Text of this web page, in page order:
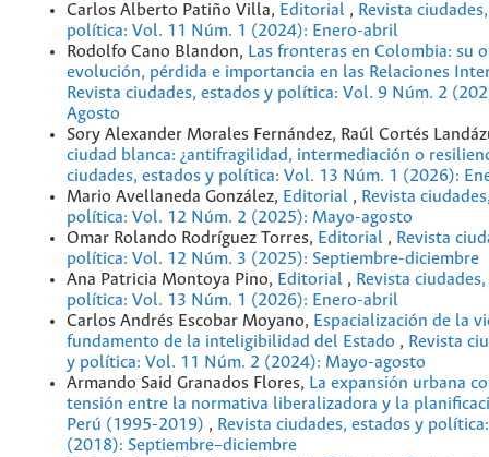
Carlos Alberto Patiño Villa, Editorial , Revista
política: Vol. 11 Núm. 1 (2024): Enero-abril
Rodolfo Cano Blandon, Las fronteras en Colombia: su
evolución, pérdida e importancia en las Relaciones
Revista ciudades, estados y política: Vol. 9 Núm. 2
Agosto
Sory Alexander Morales Fernández, Raúl Cortés
ciudad blanca: ¿antifragilidad, intermediación o
ciudades, estados y política: Vol. 13 Núm. 1 (2026):
Mario Avellaneda González, Editorial , Revista
política: Vol. 12 Núm. 2 (2025): Mayo-agosto
Omar Rolando Rodríguez Torres, Editorial , Revista
política: Vol. 12 Núm. 3 (2025): Septiembre-diciembre
Ana Patricia Montoya Pino, Editorial , Revista
política: Vol. 13 Núm. 1 (2026): Enero-abril
Carlos Andrés Escobar Moyano, Espacialización de la
fundamento de la inteligibilidad del Estado , Revista
y política: Vol. 11 Núm. 2 (2024): Mayo-agosto
Armando Said Granados Flores, La expansión urbana
tensión entre la normativa liberalizadora y la
Perú (1995-2019) , Revista ciudades, estados y
(2018): Septiembre–diciembre